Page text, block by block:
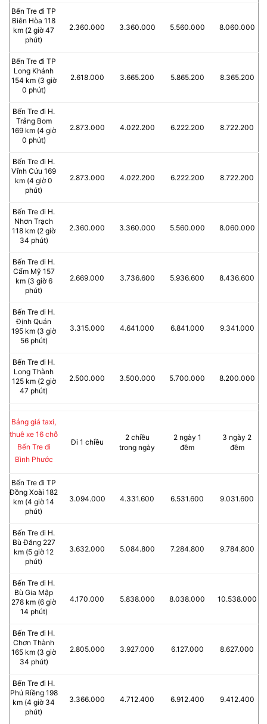
Bến Tre đi TP
Biên Hòa 118
km (2 giờ 47
phút)
2.360.000 3.360.000 5.560.000 8.060.000
Bến Tre đi TP
Long Khánh
154 km (3 giờ
0 phút)
2.618.000 3.665.200 5.865.200 8.365.200
Bến Tre đi H.
Trảng Bom
169 km (4 giờ
0 phút)
2.873.000 4.022.200 6.222.200 8.722.200
Bến Tre đi H.
Vĩnh Cửu 169
km (4 giờ 0
phút)
2.873.000 4.022.200 6.222.200 8.722.200
Bến Tre đi H.
Nhơn Trạch
118 km (2 giờ
34 phút)
2.360.000 3.360.000 5.560.000 8.060.000
Bến Tre đi H.
Cẩm Mỹ 157
km (3 giờ 6
phút)
2.669.000 3.736.600 5.936.600 8.436.600
Bến Tre đi H.
Định Quán
195 km (3 giờ
56 phút)
3.315.000 4.641.000 6.841.000 9.341.000
Bến Tre đi H.
Long Thành
125 km (2 giờ
47 phút)
2.500.000 3.500.000 5.700.000 8.200.000
Bảng giá taxi,
thuê xe 16 chỗ
Bến Tre đi
Bình Phước
Đi 1 chiều
2 chiều
trong ngày
2 ngày 1
đêm
3 ngày 2
đêm
Bến Tre đi TP
Đồng Xoài 182
km (4 giờ 14
phút)
3.094.000 4.331.600 6.531.600 9.031.600
Bến Tre đi H.
Bù Đăng 227
km (5 giờ 12
phút)
3.632.000 5.084.800 7.284.800 9.784.800
Bến Tre đi H.
Bù Gia Mập
278 km (6 giờ
14 phút)
4.170.000 5.838.000 8.038.000 10.538.000
Bến Tre đi H.
Chơn Thành
165 km (3 giờ
34 phút)
2.805.000 3.927.000 6.127.000 8.627.000
Bến Tre đi H.
Phú Riềng 198
km (4 giờ 34
phút)
3.366.000 4.712.400 6.912.400 9.412.400